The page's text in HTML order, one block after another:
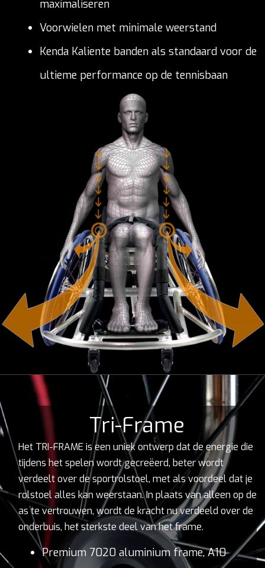
maximaliseren
Voorwielen met minimale weerstand
Kenda Kaliente banden als standaard voor de
ultieme performance op de tennisbaan
Tri-Frame
Het TRI-FRAME is een uniek ontwerp dat de energie die
tijdens het spelen wordt gecreëerd, beter wordt
verdeelt over de sportrolstoel, met als voordeel dat je
rolstoel alles kan weerstaan. In plaats van alleen op de
as te vertrouwen, wordt de kracht nu verdeeld over de
onderbuis, het sterkste deel van het frame.
Premium 7020 aluminium frame, A10